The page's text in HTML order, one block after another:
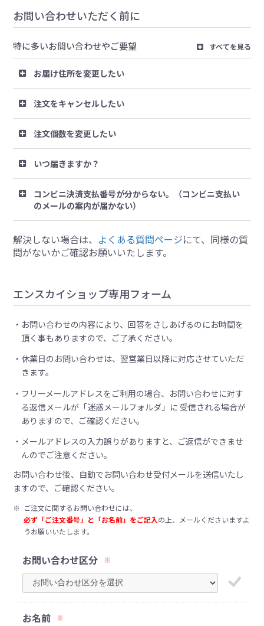
お問い合わせいただく前に
特に多いお問い合わせやご要望 すべてを見る
お届け住所を変更したい
注文をキャンセルしたい
注文個数を変更したい
いつ届きますか？
コンビニ決済支払番号が分からない。（コンビニ支払い
のメールの案内が届かない）
解決しない場合は、 よくある質問ページにて、同様の質
問がないかご確認お願いいたします。
エンスカイショップ専用フォーム
お問い合わせの内容により、回答をさしあげるのにお時間を
頂く事もありますので、ご了承ください。
休業日のお問い合わせは、翌営業日以降に対応させていただ
きます。
フリーメールアドレスをご利用の場合、お問い合わせに対す
る返信メールが「迷惑メールフォルダ」に 受信される場合が
ありますので、ご確認ください。
メールアドレスの入力誤りがありますと、ご返信ができませ
んのでご注意ください。
お問い合わせ後、自動でお問い合わせ受付メールを送信いたし
ますので、ご確認ください。
※ ご注文に関するお問い合わせには、
必ず「ご注文番号」と「お名前」をご記入の上、メールくださいますよ
うお願いいたします。
お問い合わせ区分 ※
お名前 ※